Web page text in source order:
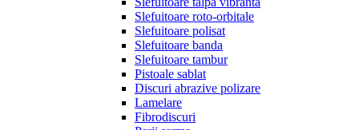
Slefuitoare roto-orbitale
Slefuitoare polisat
Slefuitoare banda
Slefuitoare tambur
Pistoale sablat
Discuri abrazive polizare
Lamelare
Fibrodiscuri